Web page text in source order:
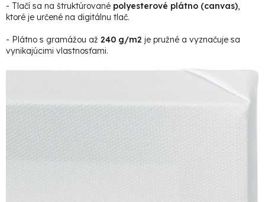
- Tlačí sa na štruktúrované polyesterové plátno (canvas),
ktoré je určené na digitálnu tlač.
- Plátno s gramážou až 240 g/m2 je pružné a vyznačuje sa
vynikajúcimi vlastnosťami.